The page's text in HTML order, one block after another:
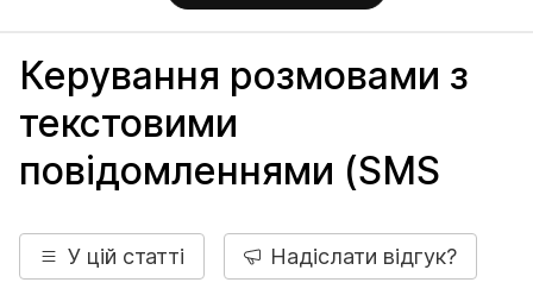
Керування розмовами з
текстовими
повідомленнями (SMS
У цій статті Надіслати відгук?